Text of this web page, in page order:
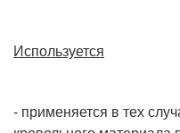
Используется
- применяется в тех